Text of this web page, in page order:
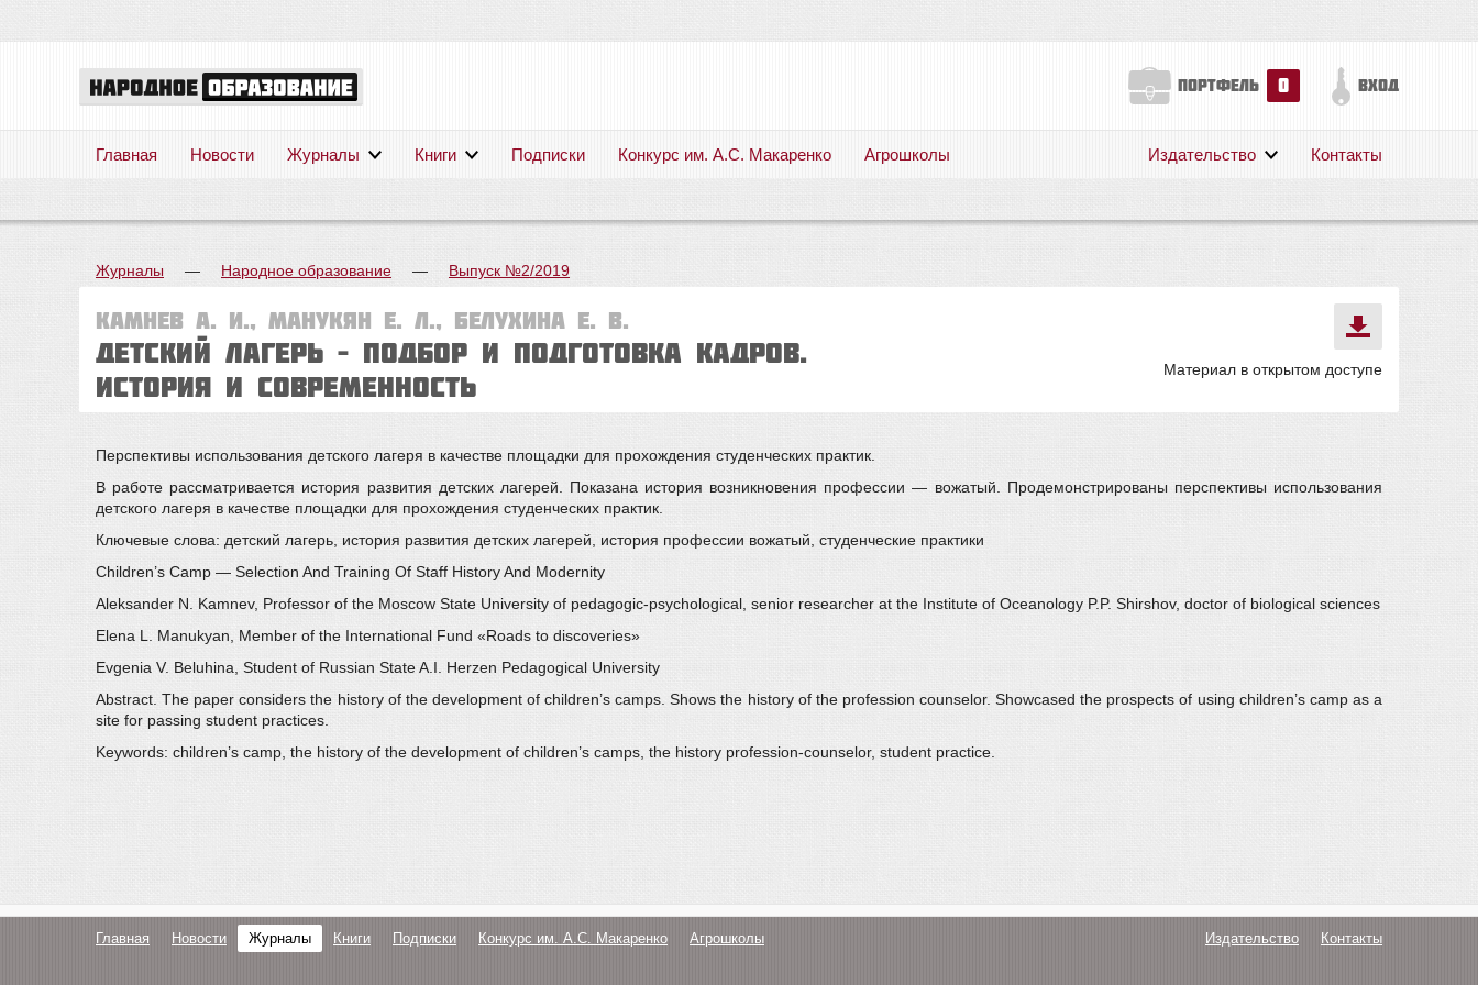
портфель 0 вход
Главная Новости Журналы Книги Подписки Конкурс им. А.С. Макаренко Агрошколы
Авторам
Издательство Контакты
Журналы — Народное образование — Выпуск №2/2019
Камнев А. И., Манукян Е. Л., Белухина Е. В.
Детский лагерь – подбор и подготовка кадров.
История и современность
Материал в открытом доступе
Перспективы использования детского лагеря в качестве площадки для прохождения студенческих практик.
В работе рассматривается история развития детских лагерей. Показана история возникновения профессии — вожатый. Продемонстрированы перспективы использования
детского лагеря в качестве площадки для прохождения студенческих практик.
Ключевые слова: детский лагерь, история развития детских лагерей, история профессии вожатый, студенческие практики
Children’s Camp — Selection And Training Of Staff History And Modernity
Aleksander N. Kamnev, Professor of the Moscow State University of pedagogic-psychological, senior researcher at the Institute of Oceanology P.P. Shirshov, doctor of biological sciences
Elena L. Manukyan, Member of the International Fund «Roads to discoveries»
Evgenia V. Beluhina, Student of Russian State A.I. Herzen Pedagogical University
Abstract. The paper considers the history of the development of children’s camps. Shows the history of the profession counselor. Showcased the prospects of using children’s camp as a
site for passing student practices.
Keywords: children’s camp, the history of the development of children’s camps, the history profession-counselor, student practice.
Главная Новости Журналы Книги Подписки Конкурс им. А.С. Макаренко Агрошколы Издательство Контакты